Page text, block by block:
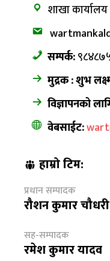
शाखा
सम्पर्क:
मुद्रक : शुभ
विज्ञापनको
वेबसाईट:
हाम्रो टिम:
प्रधान सम्पादक
रौशन कुमार चौधरी
सह-सम्पादक
रमेश कुमार यादव